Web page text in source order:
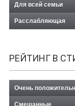
Для всей семьи
Расслабляющая
РЕЙТИНГ В
Очень
Смешанные